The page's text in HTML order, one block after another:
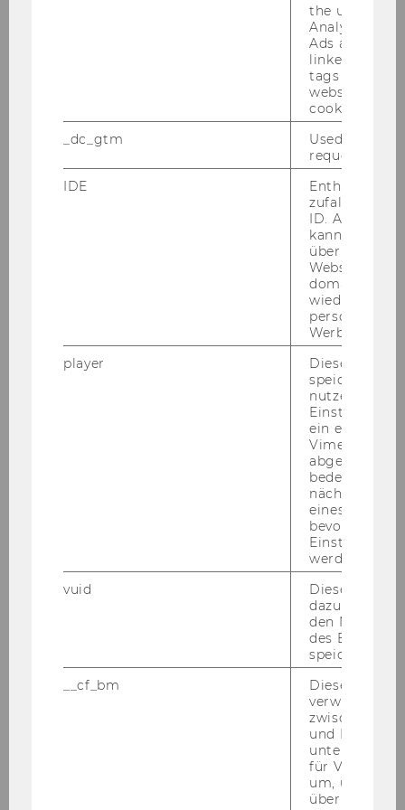
BCC_Didaktische_Materialien_Wie
(PDF, 817 KB)
BCC_Didaktische_Materialien_OM
the user. If
Analytics and
Ads accounts
linked, the
tags on the
website read
cookie.
_dc_gtm
Used to
request rate.
IDE
Enthält eine
ID. Anhand
kann Google
über
Websites
Werbung
player
Dieses Cookie
speichert
ein
Vimeo-Video
abgespielt
bedeutet,
nächsten
eines Vimeo-
bevorzugten
werden.
vuid
Dieser
dazu
den
des
speichern.
__cf_bm
Dieses
verwendet,
zwischen
und Bots zu
für Vimeo
um, um
über die